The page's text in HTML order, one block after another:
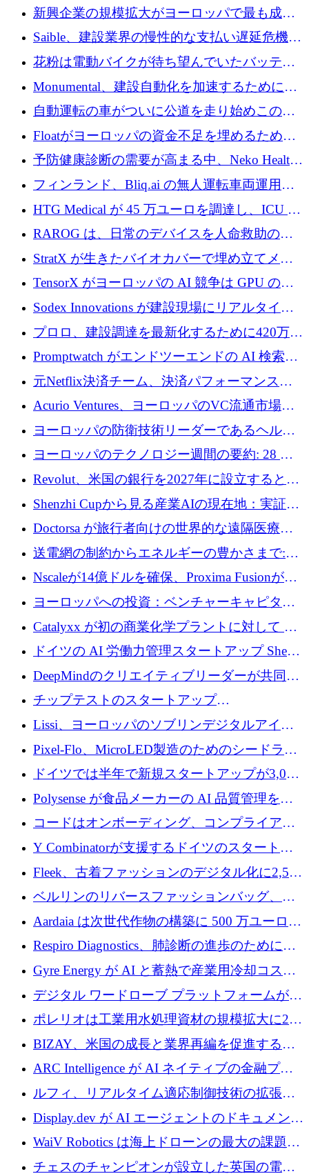
後、アムステルダムに根を張る
新興企業の規模拡大がヨーロッパで最も成功
した創業者を生み出す、アントラー氏が発見
Saible、建設業界の慢性的な支払い遅延危機に
対処するために 290 万ポンドを調達
花粉は電動バイクが待ち望んでいたバッテリ
ー交換ネットワークを構築している
Monumental、建設自動化を加速するためにシ
リーズ B で 3,200 万ドルを確保
自動運転の車がついに公道を走り始めこの国
が世界をリードしようとしている
Floatがヨーロッパの資金不足を埋めるために
シリーズAで450万ユーロを調達
予防健康診断の需要が高まる中、Neko Health
が 7 億ドルを調達
フィンランド、Bliq.ai の無人運転車両運用を
認可
HTG Medical が 45 万ユーロを調達し、ICU の
尿モニタリングを自動化するための MDR 認
証を獲得
RAROG は、日常のデバイスを人命救助の救
助ビーコンに変えるために 16 万 2,000 ユーロ
StratX が生きたバイオカバーで埋め立てメタ
ン対策に 119 万ドルを調達
TensorX がヨーロッパの AI 競争は GPU の所
有者によって決まると考える理由
Sodex Innovations が建設現場にリアルタイム
のインテリジェンスをもたらすために 400 万
ユーロを確保
プロロ、建設調達を最新化するために420万ポ
ンドを調達
Promptwatch がエンドツーエンドの AI 検索最
適化プラットフォームを拡張するために 600
万ユーロを調達
元Netflix決済チーム、決済パフォーマンスプ
ラットフォームNopanのためにこれまでに720
万ユーロを調達
Acurio Ventures、ヨーロッパのVC流通市場の
流動性を解放するために1億1,500万ユーロの
ファンドを立ち上げる
ヨーロッパの防衛技術リーダーであるヘルシ
ングは、180億ドルの評価額で18億ドルのシリ
ヨーロッパのテクノロジー週間の要約: 28 億
ユーロを超える 70 以上のテクノロジー資金調
Revolut、米国の銀行を2027年に設立すると米
国の社長が語る
Shenzhi Cupから見る産業AIの現在地：実証と
産業実装への道筋
Doctorsa が旅行者向けの世界的な遠隔医療プ
ラットフォームを拡大するために 100 万ユー
ロを調達
送電網の制約からエネルギーの豊かさまで:
Envision の Gobi X がヨーロッパの AI の未来
Nscaleが14億ドルを確保、Proxima Fusionが4
億1,100万ユーロを獲得、Invest EuropeはVCの
ヨーロッパへの投資：ベンチャーキャピタル
が過去2番目に高い水準に到達
Catalyxx が初の商業化学プラントに対して EU
から 2,000 万ユーロ以上の支援を獲得
ドイツの AI 労働力管理スタートアップ Sherpa
がプレシードで 220 万ドルを調達
DeepMindのクリエイティブリーダーが共同設
立したAIライティングのスタートアップが
1,300万ドルのシード投資を調達
チップテストのスタートアップ
QuantumDiamondsが株式資金で1,500万ユーロ
を調達
Lissi、ヨーロッパのソブリンデジタルアイデ
ンティティの未来を推進するために350万ユー
ロを調達
Pixel-Flo、MicroLED製造のためのシードラウ
ンドで525万ポンドを獲得
ドイツでは半年で新規スタートアップが3,000
社という記録を目の当たりにし、涙を流すハ
ンブルク
Polysense が食品メーカーの AI 品質管理を拡
張するために 1,070 万ドルを調達
コードはオンボーディング、コンプライアン
ス、支払いを統合するために 640 万ポンドを
Y Combinatorが支援するドイツのスタートア
ップFintoが340万ドルを調達、シリコンバレ
ーではなくミュンヘンを選んだと語る
Fleek、古着ファッションのデジタル化に2,500
万ドルを確保
ベルリンのリバースファッションバッグ、繊
維仕分け規模拡大に7桁の資金調達
Aardaia は次世代作物の構築に 500 万ユーロを
寄付
Respiro Diagnostics、肺診断の進歩のために
100 万ポンドを確保
Gyre Energy が AI と蓄熱で産業用冷却コスト
を削減するために 130 万ドルを調達
デジタル ワードローブ プラットフォームが
1,000 万人のユーザーに到達し、Whering が
700 万ドルを獲得
ポレリオは工業用水処理資材の規模拡大に240
万ユーロを確保
BIZAY、米国の成長と業界再編を促進するた
めに5,500万ドルを確保
ARC Intelligence が AI ネイティブの金融プラ
ットフォームを拡大するために 400 万ユーロ
ルフィ、リアルタイム適応制御技術の拡張に
810万ポンドを確保
Display.dev が AI エージェントのドキュメント
コラボレーションを強化するために 47 万ユー
WaiV Robotics は海上ドローンの最大の課題の
1 つをどのように解決しているか
チェスのチャンピオンが設立した英国の電池